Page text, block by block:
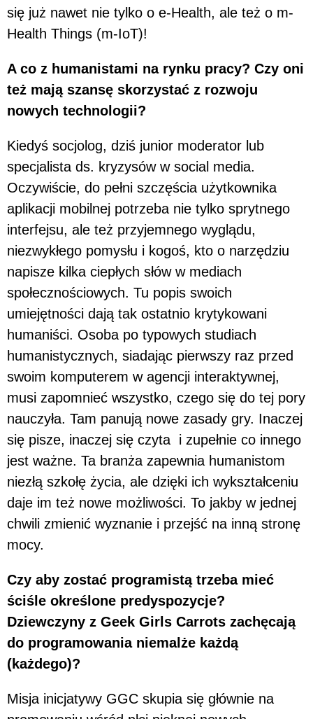
się już nawet nie tylko o e-Health, ale też o m-
Health Things (m-IoT)!
A co z humanistami na rynku pracy? Czy oni
też mają szansę skorzystać z rozwoju
nowych technologii?
Kiedyś socjolog, dziś junior moderator lub
specjalista ds. kryzysów w social media.
Oczywiście, do pełni szczęścia użytkownika
aplikacji mobilnej potrzeba nie tylko sprytnego
interfejsu, ale też przyjemnego wyglądu,
niezwykłego pomysłu i kogoś, kto o narzędziu
napisze kilka ciepłych słów w mediach
społecznościowych. Tu popis swoich
umiejętności dają tak ostatnio krytykowani
humaniści. Osoba po typowych studiach
humanistycznych, siadając pierwszy raz przed
swoim komputerem w agencji interaktywnej,
musi zapomnieć wszystko, czego się do tej pory
nauczyła. Tam panują nowe zasady gry. Inaczej
się pisze, inaczej się czyta i zupełnie co innego
jest ważne. Ta branża zapewnia humanistom
niezłą szkołę życia, ale dzięki ich wykształceniu
daje im też nowe możliwości. To jakby w jednej
chwili zmienić wyznanie i przejść na inną stronę
mocy.
Czy aby zostać programistą trzeba mieć
ściśle określone predyspozycje?
Dziewczyny z Geek Girls Carrots zachęcają
do programowania niemalże każdą
(każdego)?
Misja inicjatywy GGC skupia się głównie na